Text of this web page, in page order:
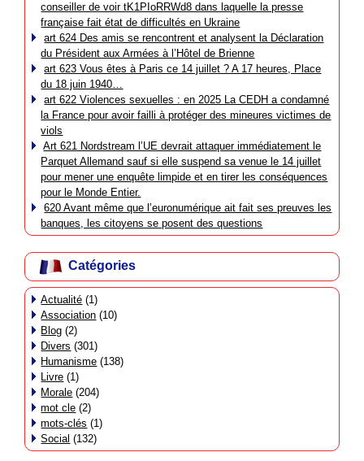
conseiller de voir tK1PIoRRWd8 dans laquelle la presse
française fait état de difficultés en Ukraine
art 624 Des amis se rencontrent et analysent la Déclaration
du Président aux Armées à l’Hôtel de Brienne
art 623 Vous êtes à Paris ce 14 juillet ? A 17 heures, Place
du 18 juin 1940…
art 622 Violences sexuelles : en 2025 La CEDH a condamné
la France pour avoir failli à protéger des mineures victimes de
viols
Art 621 Nordstream l’UE devrait attaquer immédiatement le
Parquet Allemand sauf si elle suspend sa venue le 14 juillet
pour mener une enquête limpide et en tirer les conséquences
pour le Monde Entier.
620 Avant même que l’euronumérique ait fait ses preuves les
banques, les citoyens se posent des questions
Catégories
Actualité (1)
Association (10)
Blog (2)
Divers (301)
Humanisme (138)
Livre (1)
Morale (204)
mot cle (2)
mots-clés (1)
Social (132)